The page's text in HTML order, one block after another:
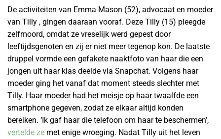
De activiteiten van Emma Mason (52), advocaat en moeder
van Tilly , gingen daaraan vooraf. Deze Tilly (15) pleegde
zelfmoord, omdat ze vreselijk werd gepest door
leeftijdsgenoten en zij er niet meer tegenop kon. De laatste
druppel vormde een gefakete naaktfoto van haar die een
jongen uit haar klas deelde via Snapchat. Volgens haar
moeder ging het vanaf dat moment steeds slechter met
Tilly. Haar moeder had het meisje op haar twaalfde een
smartphone gegeven, zodat ze elkaar altijd konden
bereiken. ‘Ik gaf haar die telefoon om haar te beschermen’,
vertelde ze met enige wroeging. Nadat Tilly uit het leven